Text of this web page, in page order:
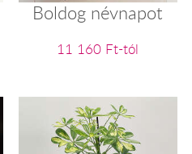
Boldog névnapot
11 160 Ft-tól